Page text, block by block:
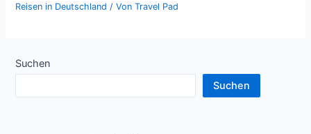
Reisen in Deutschland / VonTravel Pad
Suchen
Suchen